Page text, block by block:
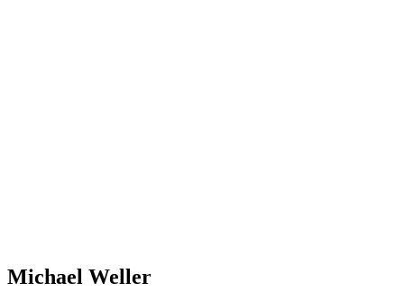
Michael Weller